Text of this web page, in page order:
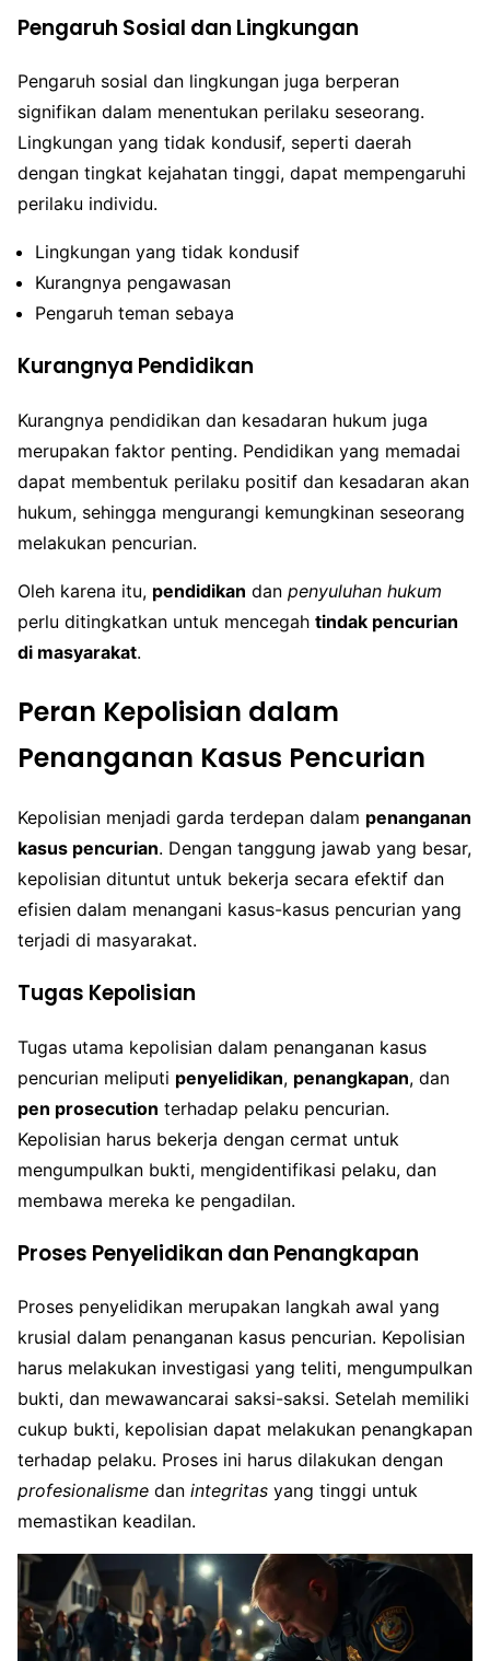
Pengaruh Sosial dan Lingkungan
Pengaruh sosial dan lingkungan juga berperan
signifikan dalam menentukan perilaku seseorang.
Lingkungan yang tidak kondusif, seperti daerah
dengan tingkat kejahatan tinggi, dapat mempengaruhi
perilaku individu.
Lingkungan yang tidak kondusif
Kurangnya pengawasan
Pengaruh teman sebaya
Kurangnya Pendidikan
Kurangnya pendidikan dan kesadaran hukum juga
merupakan faktor penting. Pendidikan yang memadai
dapat membentuk perilaku positif dan kesadaran akan
hukum, sehingga mengurangi kemungkinan seseorang
melakukan pencurian.
Oleh karena itu, pendidikan dan penyuluhan hukum
perlu ditingkatkan untuk mencegah tindak pencurian
di masyarakat.
Peran Kepolisian dalam
Penanganan Kasus Pencurian
Kepolisian menjadi garda terdepan dalam penanganan
kasus pencurian. Dengan tanggung jawab yang besar,
kepolisian dituntut untuk bekerja secara efektif dan
efisien dalam menangani kasus-kasus pencurian yang
terjadi di masyarakat.
Tugas Kepolisian
Tugas utama kepolisian dalam penanganan kasus
pencurian meliputi penyelidikan, penangkapan, dan
pen prosecution terhadap pelaku pencurian.
Kepolisian harus bekerja dengan cermat untuk
mengumpulkan bukti, mengidentifikasi pelaku, dan
membawa mereka ke pengadilan.
Proses Penyelidikan dan Penangkapan
Proses penyelidikan merupakan langkah awal yang
krusial dalam penanganan kasus pencurian. Kepolisian
harus melakukan investigasi yang teliti, mengumpulkan
bukti, dan mewawancarai saksi-saksi. Setelah memiliki
cukup bukti, kepolisian dapat melakukan penangkapan
terhadap pelaku. Proses ini harus dilakukan dengan
profesionalisme dan integritas yang tinggi untuk
memastikan keadilan.